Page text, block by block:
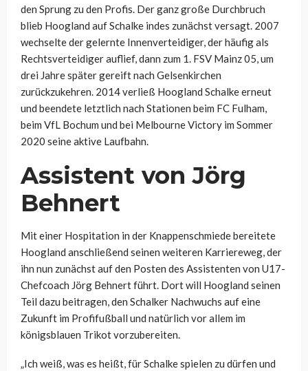
den Sprung zu den Profis. Der ganz große Durchbruch
blieb Hoogland auf Schalke indes zunächst versagt. 2007
wechselte der gelernte Innenverteidiger, der häufig als
Rechtsverteidiger auflief, dann zum 1. FSV Mainz 05, um
drei Jahre später gereift nach Gelsenkirchen
zurückzukehren. 2014 verließ Hoogland Schalke erneut
und beendete letztlich nach Stationen beim FC Fulham,
beim VfL Bochum und bei Melbourne Victory im Sommer
2020 seine aktive Laufbahn.
Assistent von Jörg
Behnert
Mit einer Hospitation in der Knappenschmiede bereitete
Hoogland anschließend seinen weiteren Karriereweg, der
ihn nun zunächst auf den Posten des Assistenten von U17-
Chefcoach Jörg Behnert führt. Dort will Hoogland seinen
Teil dazu beitragen, den Schalker Nachwuchs auf eine
Zukunft im Profifußball und natürlich vor allem im
königsblauen Trikot vorzubereiten.
„Ich weiß, was es heißt, für Schalke spielen zu dürfen und